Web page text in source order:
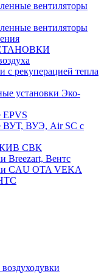
вентиляторы
вентиляторы
с рекуперацией тепла
установки Эко-
ВУТ, ВУЭ, Air SC с
КИВ СВК
Breezart, Вентс
CAU OTA VEKA